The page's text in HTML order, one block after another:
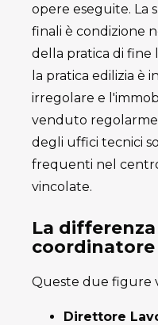
opere eseguite. La
finali è condizione
della pratica di fine
la pratica edilizia è
irregolare e
venduto
degli uffici tecnici
frequenti nel
vincolate.
La
coordinatore
Queste due figure
Direttore